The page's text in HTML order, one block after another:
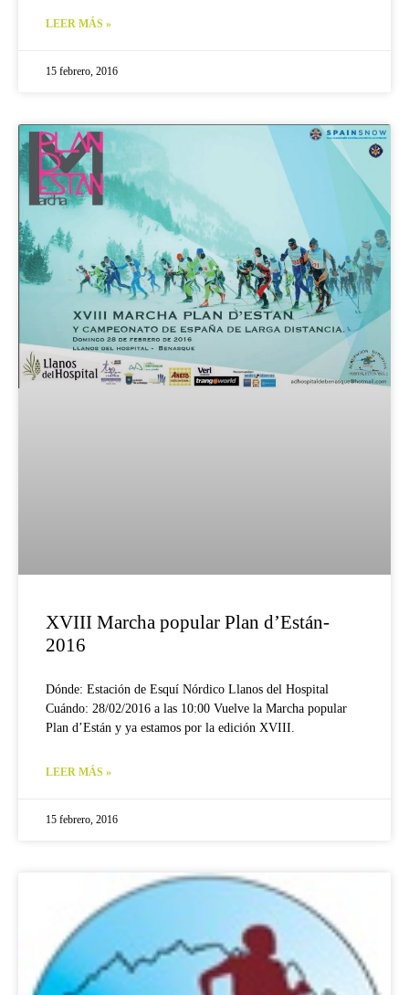
LEER MÁS »
15 febrero, 2016
XVIII Marcha popular Plan d’Están-
2016
Dónde: Estación de Esquí Nórdico Llanos del Hospital
Cuándo: 28/02/2016 a las 10:00 Vuelve la Marcha popular
Plan d’Están y ya estamos por la edición XVIII.
LEER MÁS »
15 febrero, 2016